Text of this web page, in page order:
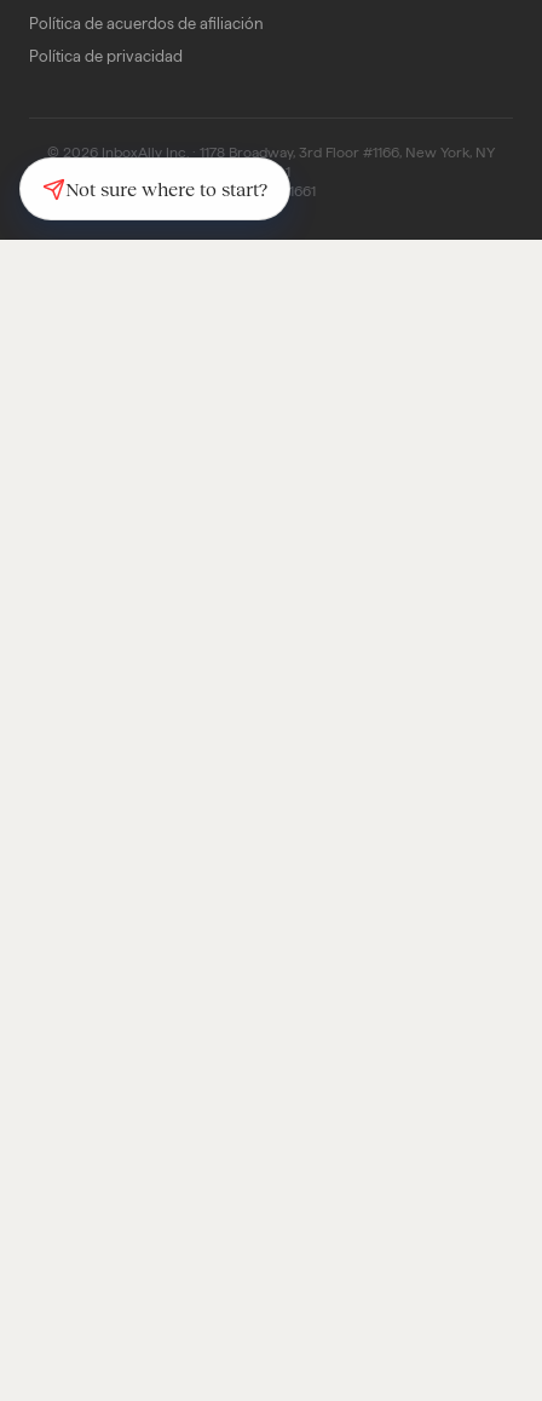
Política de acuerdos de afiliación
Política de privacidad
© 2026 InboxAlly Inc. · 1178 Broadway, 3rd Floor #1166, New York, NY
10001
(347) 997-1661
Not sure where to start?